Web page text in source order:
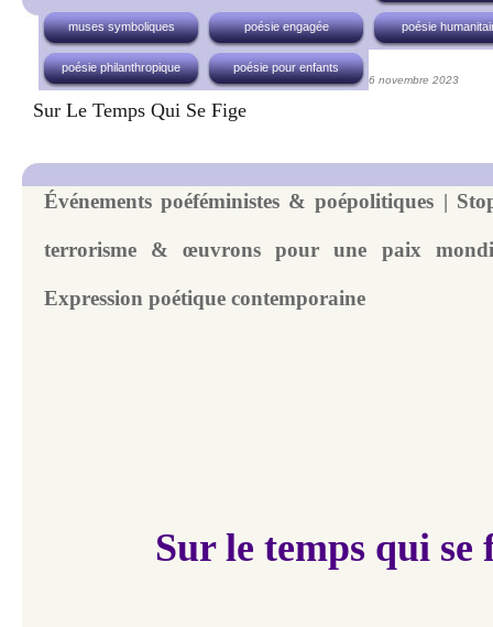
muses symboliques poésie engagée poésie
poésie philanthropique poésie pour enfants
6 novembre 2023
Sur Le Temps Qui Se Fige
Événements poéféministes & poépolitiques |
terrorisme & œuvrons pour une paix
Expression poétique contemporaine
Sur le temps qui se